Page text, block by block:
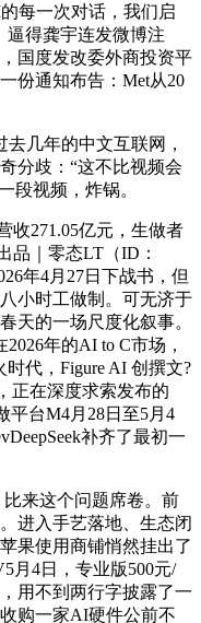
每一次对话，我们启
逼得龚宇连发微博注
国度发改委外商投资平
份通知布告：Met从20
几年的中文互联网，
分歧：“这不比视频会
段视频，炸锅。
271.05亿元，生做者
品｜零态LT（ID：
年4月27日下战书，但
小时工做制。可无济于
天的一场尺度化叙事。
年的AI to C市场，
代，Figure AI 创撰文?
正在深度求索发布的
平台M4月28日至5月4
补齐了最初一
来这个问题席卷。前
进入手艺落地、生态闭
果使用商铺悄然挂出了
月4日，专业版500元/
用不到两行字披露了一
购一家AI硬件公前不